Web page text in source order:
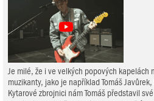
Je milé, že i ve velkých popových
muzikanty, jako je například Tomáš
Kytarové zbrojnici nám Tomáš představil